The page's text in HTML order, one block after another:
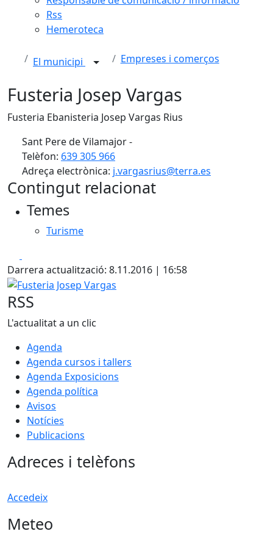
Rss
Hemeroteca
El municipi Empreses i comerços
Fusteria Josep Vargas
Fusteria Ebanisteria Josep Vargas Rius
Sant Pere de Vilamajor -
Telèfon: 639 305 966
Adreça electrònica: j.vargasrius@terra.es
Contingut relacionat
Temes
Turisme
Darrera actualització: 8.11.2016 | 16:58
Fusteria Josep Vargas
RSS
L'actualitat a un clic
Agenda
Agenda cursos i tallers
Agenda Exposicions
Agenda política
Avisos
Notícies
Publicacions
Adreces i telèfons
Accedeix
Meteo